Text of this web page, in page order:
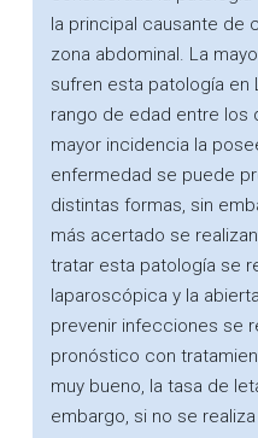
la principal causante de
zona abdominal. La
sufren esta patología en
rango de edad entre los
mayor incidencia la
enfermedad se puede
distintas formas, sin
más acertado se
tratar esta patología se
laparoscópica y la
prevenir infecciones se
pronóstico con
muy bueno, la tasa de
embargo, si no se